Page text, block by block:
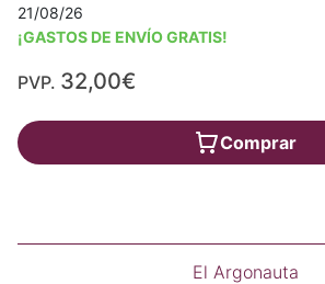
21/08/26
¡GASTOS DE ENVÍO GRATIS!
PVP. 32,00€
Comprar
El Argonauta